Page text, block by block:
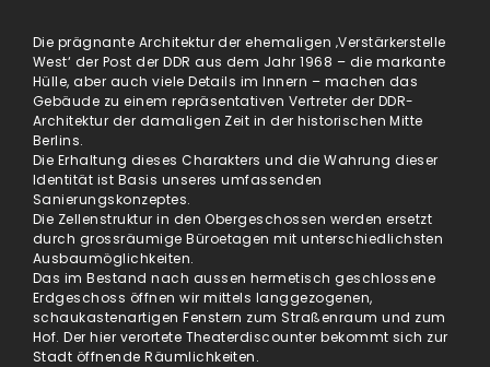
Die prägnante Architektur der ehemaligen ‚Verstärkerstelle
West‘ der Post der DDR aus dem Jahr 1968 – die markante
Hülle, aber auch viele Details im Innern – machen das
Gebäude zu einem repräsentativen Vertreter der DDR-
Architektur der damaligen Zeit in der historischen Mitte
Berlins.
Die Erhaltung dieses Charakters und die Wahrung dieser
Identität ist Basis unseres umfassenden
Sanierungskonzeptes.
Die Zellenstruktur in den Obergeschossen werden ersetzt
durch grossräumige Büroetagen mit unterschiedlichsten
Ausbaumöglichkeiten.
Das im Bestand nach aussen hermetisch geschlossene
Erdgeschoss öffnen wir mittels langgezogenen,
schaukastenartigen Fenstern zum Straßenraum und zum
Hof. Der hier verortete Theaterdiscounter bekommt sich zur
Stadt öffnende Räumlichkeiten.